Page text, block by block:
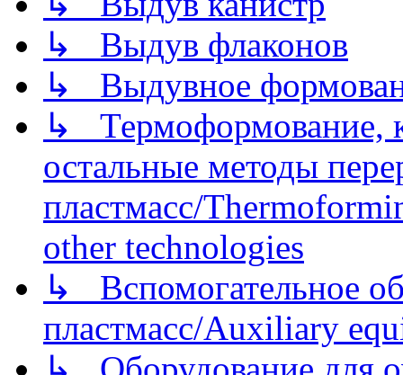
↳ Выдув флаконов
↳ Выдувное
↳ Термоформование,
остальные методы
пластмасс/
other technologies
↳ Вспомогательное
пластмасс/Auxiliary